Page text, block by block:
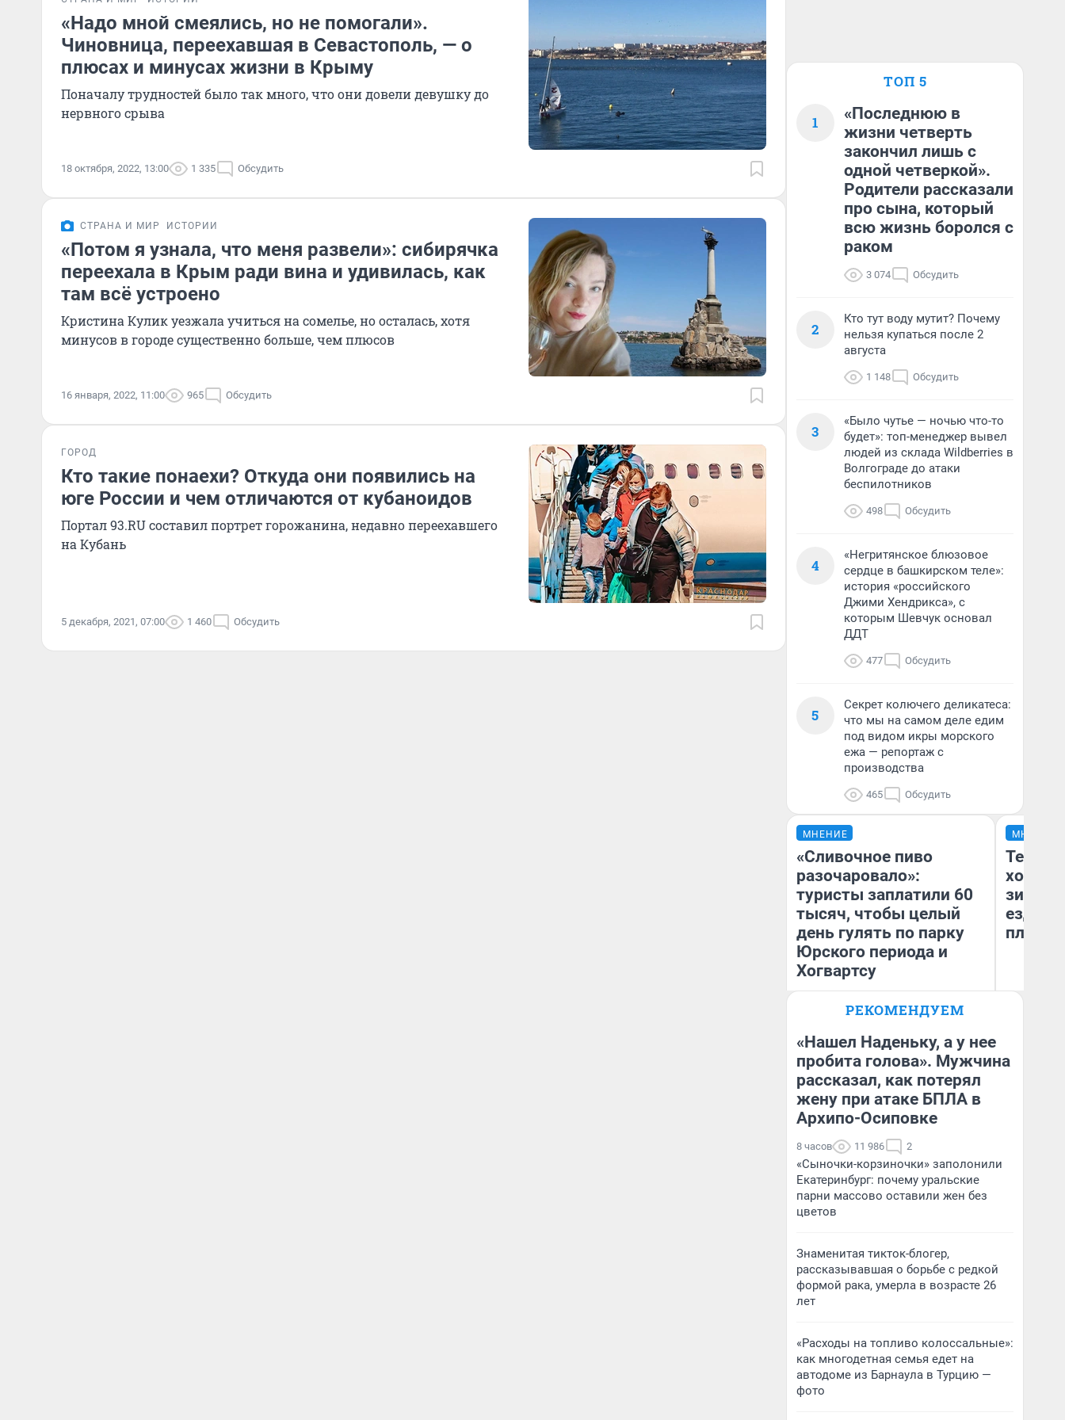
«Надо мной смеялись, но не помогали».
Чиновница, переехавшая в Севастополь, — о
плюсах и минусах жизни в Крыму
Поначалу трудностей было так много, что они довели девушку до
нервного срыва
18 октября, 2022, 13:00 1 335 Обсудить
СТРАНА И МИР ИСТОРИИ
«Потом я узнала, что меня развели»: сибирячка
переехала в Крым ради вина и удивилась, как
там всё устроено
Кристина Кулик уезжала учиться на сомелье, но осталась, хотя
минусов в городе существенно больше, чем плюсов
16 января, 2022, 11:00 965 Обсудить
ГОРОД
Кто такие понаехи? Откуда они появились на
юге России и чем отличаются от кубаноидов
Портал 93.RU составил портрет горожанина, недавно переехавшего
на Кубань
5 декабря, 2021, 07:00 1 460 Обсудить
ТОП 5
1
«Последнюю в
жизни четверть
закончил лишь с
одной четверкой».
Родители рассказали
про сына, который
всю жизнь боролся с
раком
3 074 Обсудить
2
Кто тут воду мутит? Почему
нельзя купаться после 2
августа
1 148 Обсудить
3
«Было чутье — ночью что-то
будет»: топ-менеджер вывел
людей из склада Wildberries в
Волгограде до атаки
беспилотников
498 Обсудить
4
«Негритянское блюзовое
сердце в башкирском теле»:
история «российского
Джими Хендрикса», с
которым Шевчук основал
ДДТ
477 Обсудить
5
Секрет колючего деликатеса:
что мы на самом деле едим
под видом икры морского
ежа — репортаж с
производства
465 Обсудить
МНЕНИЕ
«Сливочное пиво
разочаровало»:
туристы заплатили 60
тысяч, чтобы целый
день гулять по парку
Юрского периода и
Хогвартсу
МНЕНИЕ
Тепло
зимой.
ездит
плюсы
РЕКОМЕНДУЕМ
«Нашел Наденьку, а у нее
пробита голова». Мужчина
рассказал, как потерял
жену при атаке БПЛА в
Архипо-Осиповке
8 часов 11 986 2
«Сыночки-корзиночки» заполонили
Екатеринбург: почему уральские
парни массово оставили жен без
цветов
Знаменитая тикток-блогер,
рассказывавшая о борьбе с редкой
формой рака, умерла в возрасте 26
лет
«Расходы на топливо колоссальные»:
как многодетная семья едет на
автодоме из Барнаула в Турцию —
фото